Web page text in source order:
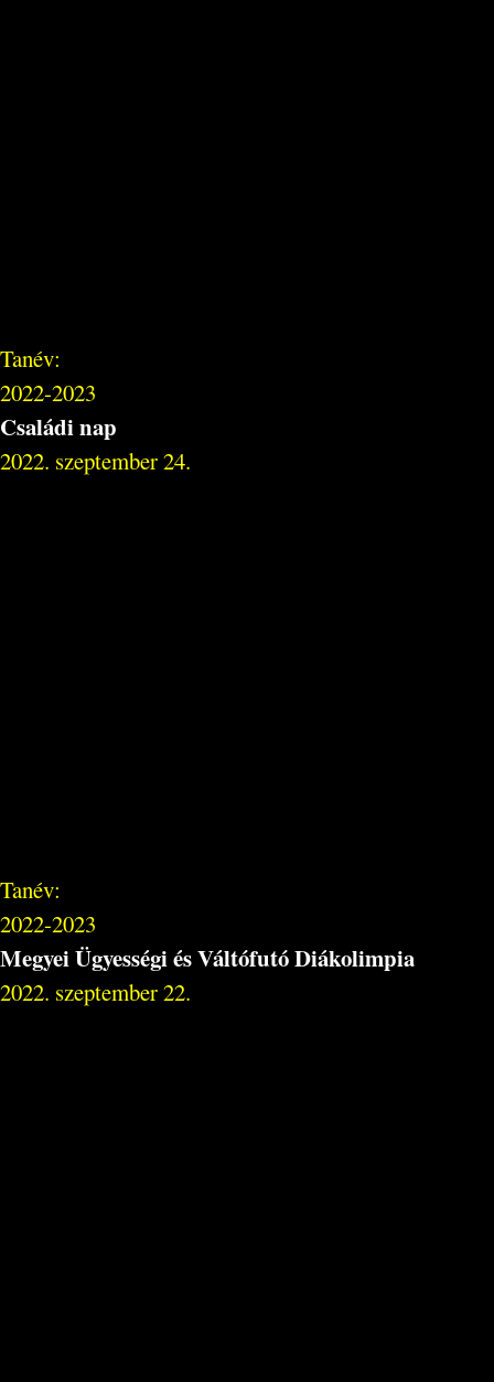
Tanév:
2022-2023
Családi nap
2022. szeptember 24.
Tanév:
2022-2023
Megyei Ügyességi és Váltófutó Diákolimpia
2022. szeptember 22.